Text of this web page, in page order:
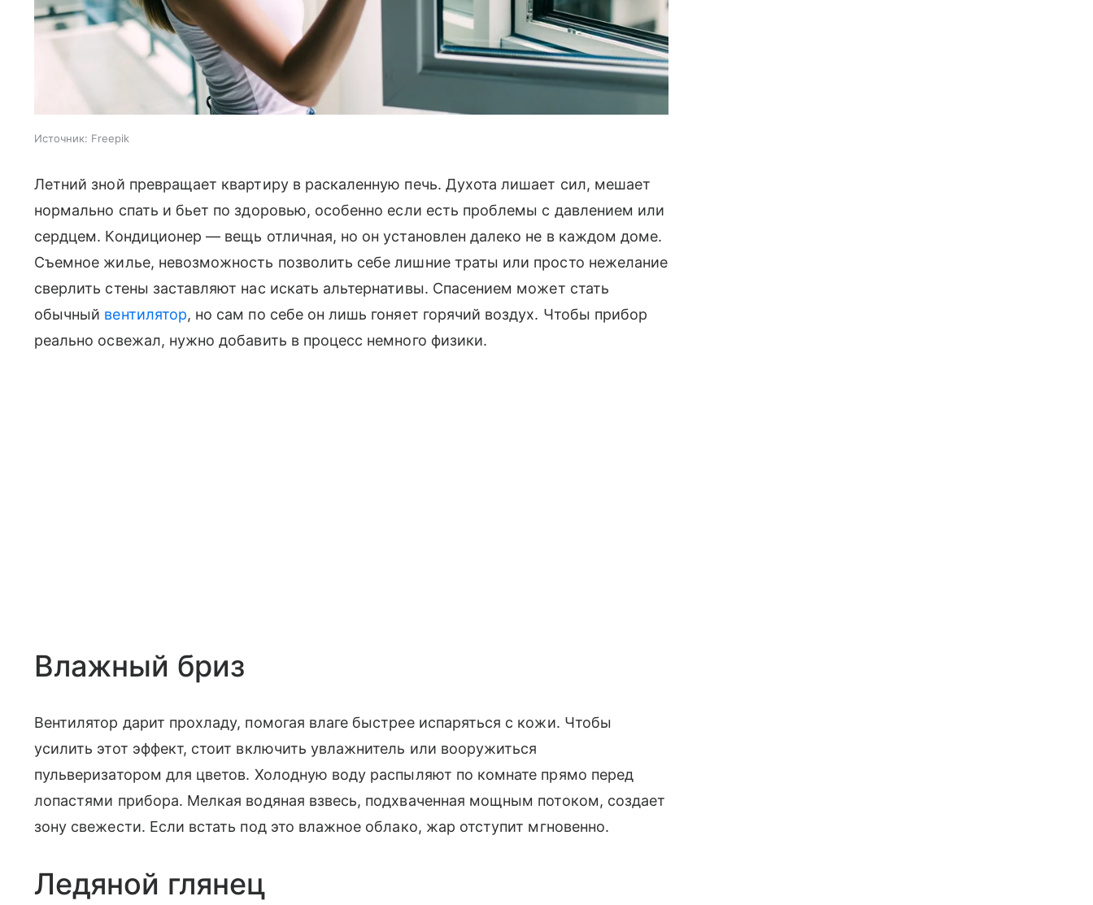
Источник: Freepik
Летний зной превращает квартиру в раскаленную печь. Духота лишает сил, мешает
нормально спать и бьет по здоровью, особенно если есть проблемы с давлением или
сердцем. Кондиционер — вещь отличная, но он установлен далеко не в каждом доме.
Съемное жилье, невозможность позволить себе лишние траты или просто нежелание
сверлить стены заставляют нас искать альтернативы. Спасением может стать
обычный вентилятор, но сам по себе он лишь гоняет горячий воздух. Чтобы прибор
реально освежал, нужно добавить в процесс немного физики.
Влажный бриз
Вентилятор дарит прохладу, помогая влаге быстрее испаряться с кожи. Чтобы
усилить этот эффект, стоит включить увлажнитель или вооружиться
пульверизатором для цветов. Холодную воду распыляют по комнате прямо перед
лопастями прибора. Мелкая водяная взвесь, подхваченная мощным потоком, создает
зону свежести. Если встать под это влажное облако, жар отступит мгновенно.
Ледяной глянец